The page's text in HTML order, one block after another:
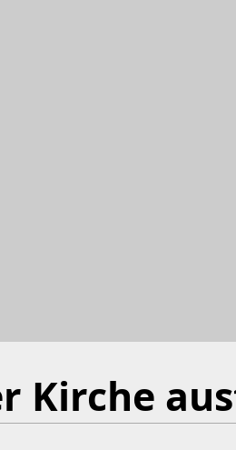
Kirche